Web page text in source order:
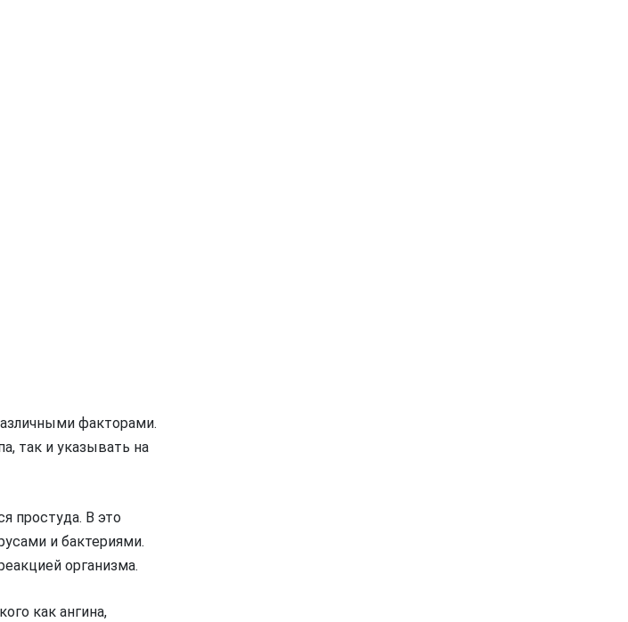
факторами.
так и указывать на
простуда. В это
и бактериями.
организма.
как ангина,